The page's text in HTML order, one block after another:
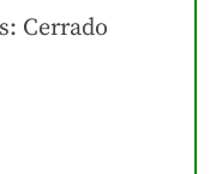
Cerrado